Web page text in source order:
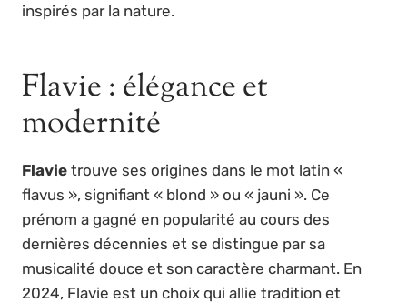
inspirés par la nature.
Flavie : élégance et
modernité
Flavie trouve ses origines dans le mot latin «
flavus », signifiant « blond » ou « jauni ». Ce
prénom a gagné en popularité au cours des
dernières décennies et se distingue par sa
musicalité douce et son caractère charmant. En
2024, Flavie est un choix qui allie tradition et